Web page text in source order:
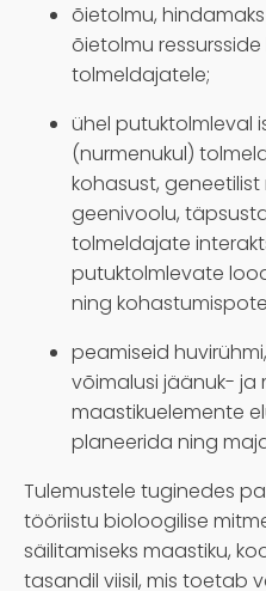
õietolmu,
õietolmu
tolmeldajatele;
ühel putuktolmleval
(nurmenukul)
kohasust, geneetilist
geenivoolu,
tolmeldajate
putuktolmlevate
ning
peamiseid
võimalusi jäänuk- ja
maastikuelemente
planeerida ning
Tulemustele tuginedes
tööriistu bioloogilise
säilitamiseks maastiku,
tasandil viisil, mis toetab